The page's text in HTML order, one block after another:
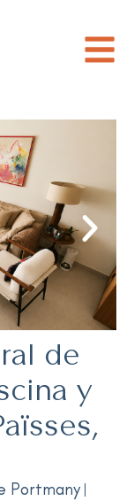
de
y
Portmany